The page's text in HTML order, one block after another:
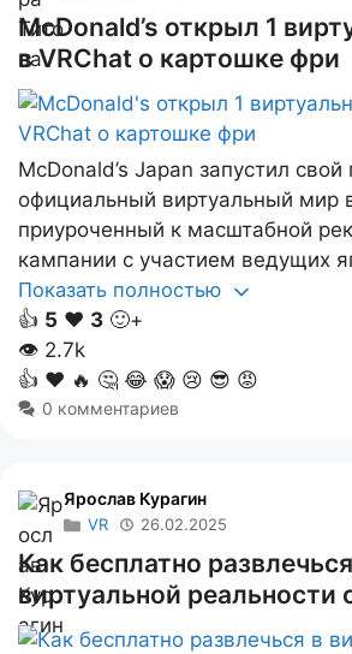
McDonald’s открыл 1
в VRChat о картошке фри
McDonald’s Japan запустил
официальный виртуальный мир
приуроченный к масштабной
кампании с участием ведущих
Показать полностью
👍 5 ❤️ 3 🙂+
👁 2.7k
👍 ❤️ 🔥 🤔 😂 😱 😢 😎 😡
0 комментариев
Ярослав Курагин
VR 26.02.2025
Как бесплатно
виртуальной реальности